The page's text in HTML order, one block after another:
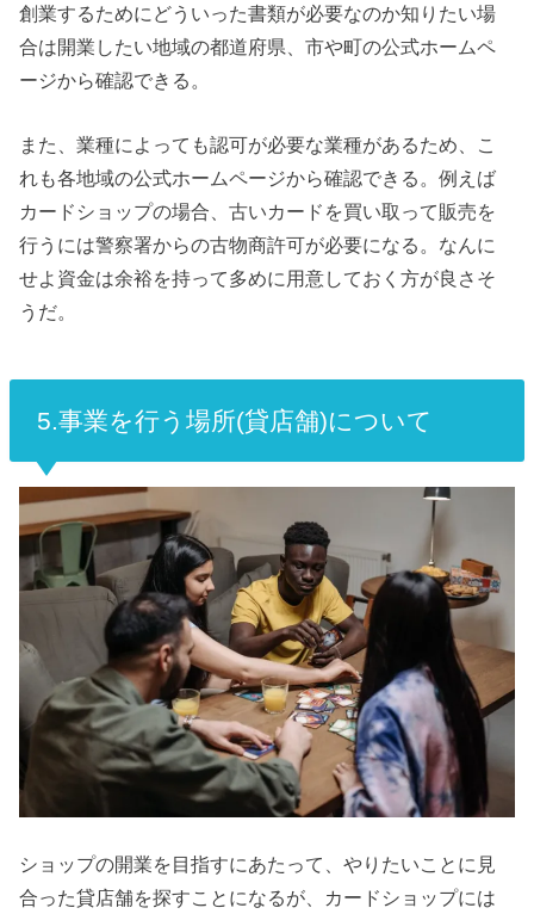
創業するためにどういった書類が必要なのか知りたい場
合は開業したい地域の都道府県、市や町の公式ホームペ
ージから確認できる。
また、業種によっても認可が必要な業種があるため、こ
れも各地域の公式ホームページから確認できる。例えば
カードショップの場合、古いカードを買い取って販売を
行うには警察署からの古物商許可が必要になる。 なんに
せよ資金は余裕を持って多めに用意しておく方が良さそ
うだ。
5.事業を行う場所(貸店舗)について
ショップの開業を目指すにあたって、やりたいことに見
合った貸店舗を探すことになるが、カードショップには